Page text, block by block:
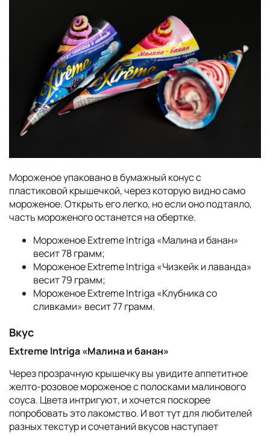
Мороженое упаковано в бумажный конус с
пластиковой крышечкой, через которую видно само
мороженое. Открыть его легко, но если оно подтаяло,
часть мороженого останется на обертке.
Мороженое Extreme Intriga «Малина и банан»
весит 78 грамм;
Мороженое Extreme Intriga «Чизкейк и лаванда»
весит 79 грамм;
Мороженое Extreme Intriga «Клубника со
сливками» весит 77 грамм.
Вкус
Extreme Intriga «Малина и банан»
Через прозрачную крышечку вы увидите аппетитное
желто-розовое мороженое с полосками малинового
соуса. Цвета интригуют, и хочется поскорее
попробовать это лакомство. И вот тут для любителей
разных текстур и сочетаний вкусов наступает